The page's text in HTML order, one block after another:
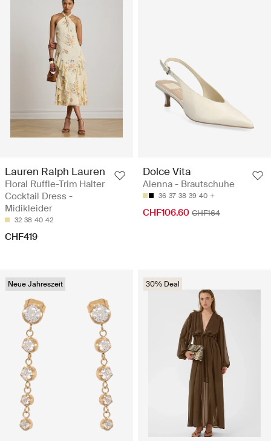
Lauren Ralph Lauren
Floral Ruffle-Trim Halter
Cocktail Dress -
Midikleider
32 38 40 42
CHF419
Dolce Vita
Alenna - Brautschuhe
36 37 38 39 40
CHF106.60 CHF164
Neue Jahreszeit 30% Deal